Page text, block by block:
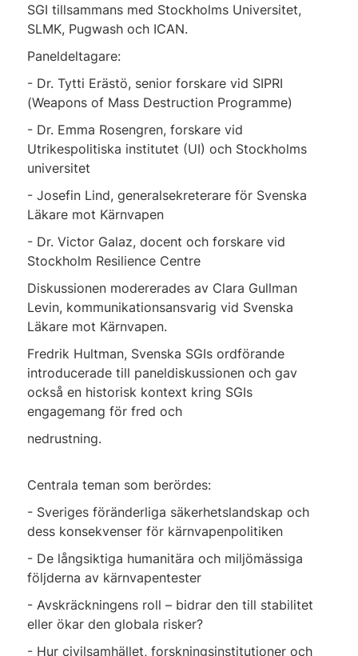
SGI tillsammans med Stockholms Universitet,
SLMK, Pugwash och ICAN.
Paneldeltagare:
- Dr. Tytti Erästö, senior forskare vid SIPRI
(Weapons of Mass Destruction Programme)
- Dr. Emma Rosengren, forskare vid
Utrikespolitiska institutet (UI) och Stockholms
universitet
- Josefin Lind, generalsekreterare för Svenska
Läkare mot Kärnvapen
- Dr. Victor Galaz, docent och forskare vid
Stockholm Resilience Centre
Diskussionen modererades av Clara Gullman
Levin, kommunikationsansvarig vid Svenska
Läkare mot Kärnvapen.
Fredrik Hultman, Svenska SGIs ordförande
introducerade till paneldiskussionen och gav
också en historisk kontext kring SGIs
engagemang för fred och
nedrustning.
Centrala teman som berördes:
- Sveriges föränderliga säkerhetslandskap och
dess konsekvenser för kärnvapenpolitiken
- De långsiktiga humanitära och miljömässiga
följderna av kärnvapentester
- Avskräckningens roll – bidrar den till stabilitet
eller ökar den globala risker?
- Hur civilsamhället, forskningsinstitutioner och